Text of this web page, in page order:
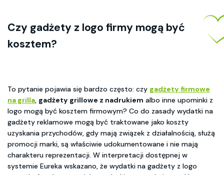
Czy gadżety z logo firmy mogą być
kosztem?
To pytanie pojawia się bardzo często: czy gadżety firmowe
na grilla, gadżety grillowe z nadrukiem albo inne upominki z
logo mogą być kosztem firmowym? Co do zasady wydatki na
gadżety reklamowe mogą być traktowane jako koszty
uzyskania przychodów, gdy mają związek z działalnością, służą
promocji marki, są właściwie udokumentowane i nie mają
charakteru reprezentacji. W interpretacji dostępnej w
systemie Eureka wskazano, że wydatki na gadżety z logo